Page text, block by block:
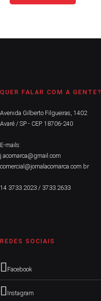
QUER FALAR COM A GENTE?
Avenida Gilberto Filgueiras, 1402
Avaré / SP - CEP. 18706-240
E-mails:
j.acomarca@gmail.com
comercial@jornalacomarca.com.br
14 3733.2023 / 3733.2633
REDES SOCIAIS
Facebook
Instagram